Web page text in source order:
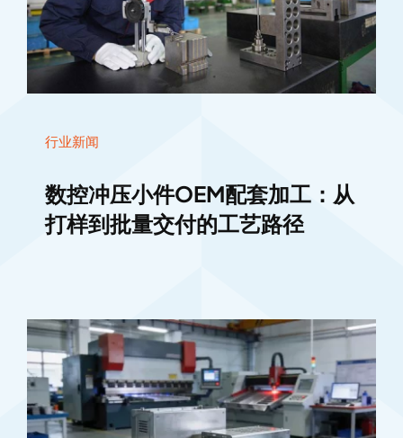
行业新闻
数控冲压小件OEM配套加工：从
打样到批量交付的工艺路径